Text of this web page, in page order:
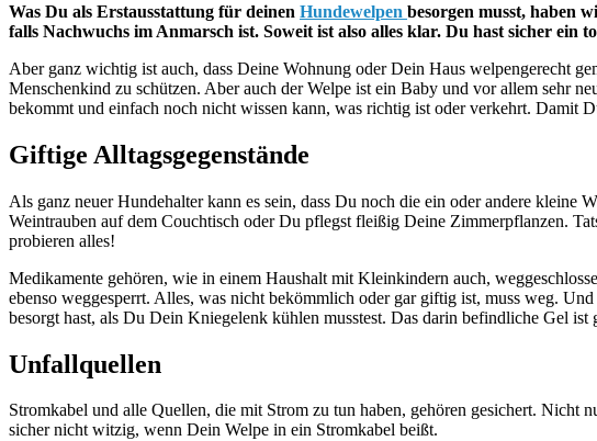
Was Du als Erstausstattung für deinen Hundewelpen besorgen musst, haben
falls Nachwuchs im Anmarsch ist. Soweit ist also alles klar. Du hast sicher ein
Aber ganz wichtig ist auch, dass Deine Wohnung oder Dein Haus welpengerecht
Menschenkind zu schützen. Aber auch der Welpe ist ein Baby und vor allem sehr
bekommt und einfach noch nicht wissen kann, was richtig ist oder verkehrt. Damit
Giftige Alltagsgegenstände
Als ganz neuer Hundehalter kann es sein, dass Du noch die ein oder andere kleine
Weintrauben auf dem Couchtisch oder Du pflegst fleißig Deine Zimmerpflanzen.
probieren alles!
Medikamente gehören, wie in einem Haushalt mit Kleinkindern auch,
ebenso weggesperrt. Alles, was nicht bekömmlich oder gar giftig ist, muss weg.
besorgt hast, als Du Dein Kniegelenk kühlen musstest. Das darin befindliche Gel
Unfallquellen
Stromkabel und alle Quellen, die mit Strom zu tun haben, gehören gesichert. Nicht
sicher nicht witzig, wenn Dein Welpe in ein Stromkabel beißt.